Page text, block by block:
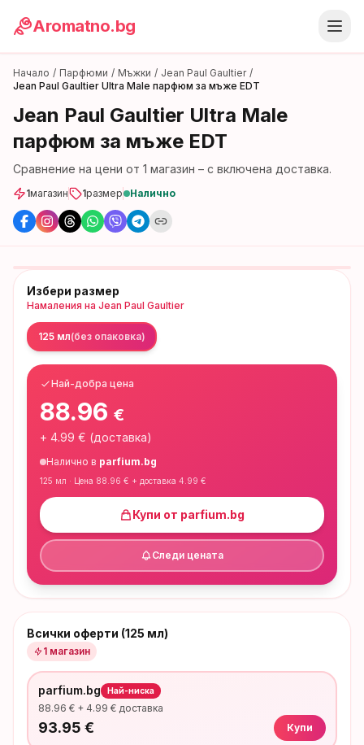
Aromatno.bg
Начало / Парфюми / Мъжки / Jean Paul Gaultier /
Jean Paul Gaultier Ultra Male парфюм за мъже EDT
Jean Paul Gaultier Ultra Male
парфюм за мъже EDT
Сравнение на цени от 1 магазин – с включена доставка.
1магазин 1размер Налично
Избери размер
Намаления на Jean Paul Gaultier
125 мл(без опаковка)
Най-добра цена
88.96 €
+ 4.99 € (доставка)
Налично в parfium.bg
125 мл · Цена 88.96 € + доставка 4.99 €
Купи от parfium.bg
Следи цената
Всички оферти (125 мл)
1 магазин
parfium.bg Най-ниска
88.96 € + 4.99 € доставка
93.95 € Купи